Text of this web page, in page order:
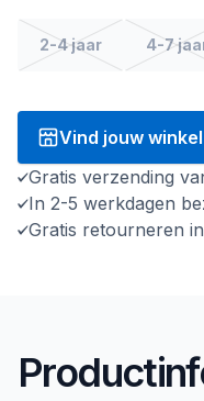
2-4 jaar 4-7
Vind jouw winkel
Gratis verzending
In 2-5 werkdagen
Gratis retourneren